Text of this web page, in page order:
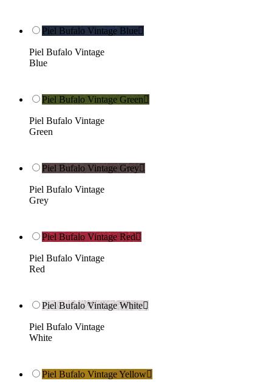
Piel Bufalo Vintage Blue
Piel Bufalo Vintage
Blue
Piel Bufalo Vintage Green
Piel Bufalo Vintage
Green
Piel Bufalo Vintage Grey
Piel Bufalo Vintage
Grey
Piel Bufalo Vintage Red
Piel Bufalo Vintage
Red
Piel Bufalo Vintage White
Piel Bufalo Vintage
White
Piel Bufalo Vintage Yellow